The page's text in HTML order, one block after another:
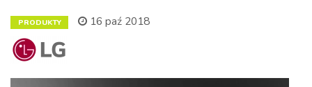
PRODUKTY 16 paź 2018